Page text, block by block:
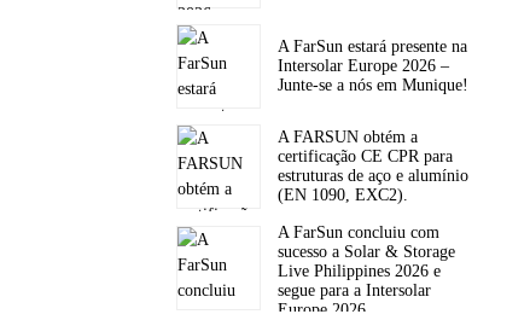
A FarSun estará presente na
Intersolar Europe 2026 –
Junte-se a nós em Munique!
A FARSUN obtém a
certificação CE CPR para
estruturas de aço e alumínio
(EN 1090, EXC2).
A FarSun concluiu com
sucesso a Solar & Storage
Live Philippines 2026 e
segue para a Intersolar
Europe 2026.